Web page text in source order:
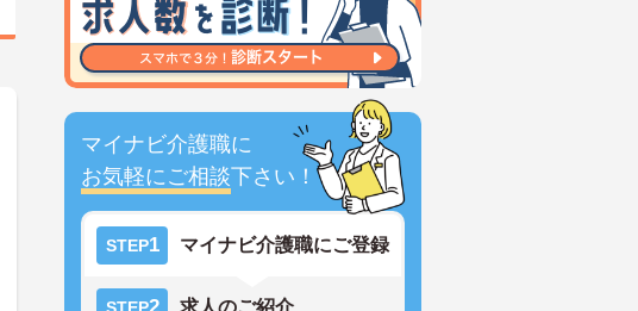
マイナビ介護職に
お気軽にご相談下さい！
STEP1 マイナビ介護職にご登録
求人のご紹介